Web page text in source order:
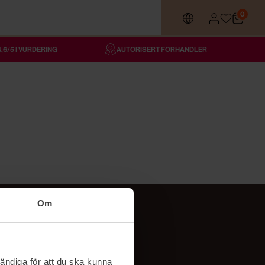
Om
för att du ska kunna
0
5 I VURDERING AUTORISERT FORHANDLER
Følg oss